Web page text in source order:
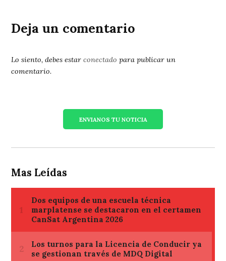
Deja un comentario
Lo siento, debes estarconectado para publicar un
comentario.
ENVIANOS TU NOTICIA
Mas Leídas